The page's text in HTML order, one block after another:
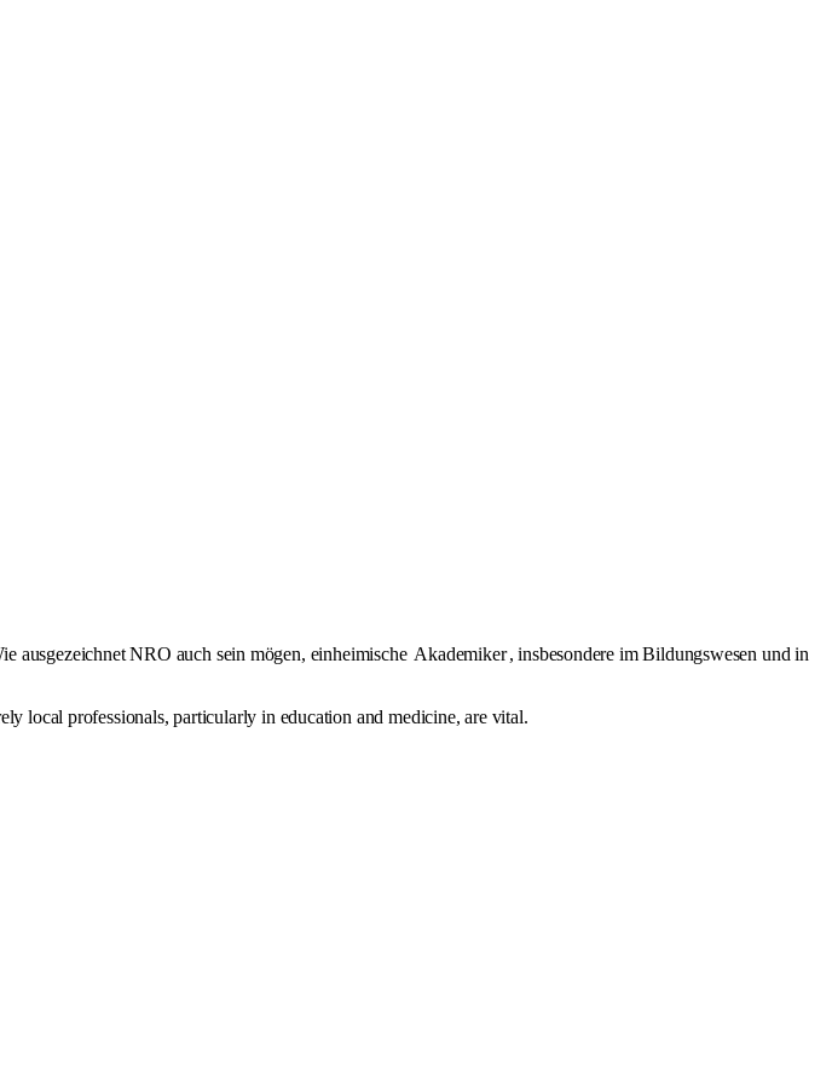
ausgezeichnet NRO auch sein mögen, einheimische Akademiker , insbesondere im Bildungswesen und in
local professionals, particularly in education and medicine, are vital.